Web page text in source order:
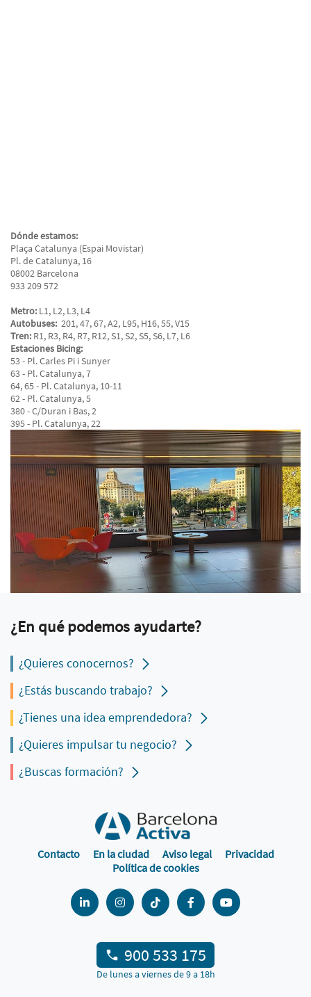
Dónde estamos:
Plaça Catalunya (Espai Movistar)
Pl. de Catalunya, 16
08002 Barcelona
933 209 572
Metro: L1, L2, L3, L4
Autobuses: 201, 47, 67, A2, L95, H16, 55, V15
Tren: R1, R3, R4, R7, R12, S1, S2, S5, S6, L7, L6
Estaciones Bicing:
53 - Pl. Carles Pi i Sunyer
63 - Pl. Catalunya, 7
64, 65 - Pl. Catalunya, 10-11
62 - Pl. Catalunya, 5
380 - C/Duran i Bas, 2
395 - Pl. Catalunya, 22
¿En qué podemos ayudarte?
¿Quieres conocernos?
¿Estás buscando trabajo?
¿Tienes una idea emprendedora?
¿Quieres impulsar tu negocio?
¿Buscas formación?
Contacto En la ciudad Aviso legal
Privacidad
Política de cookies
900 533 175
De lunes a viernes de 9 a 18h